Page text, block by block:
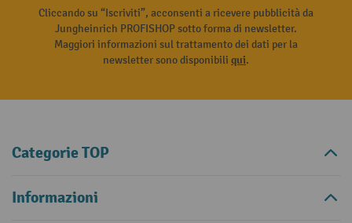
Cliccando su “Iscriviti”, acconsenti a ricevere pubblicità da
Jungheinrich PROFISHOP sotto forma di newsletter.
Maggiori informazioni sul trattamento dei dati per la
newsletter sono disponibili qui.
Categorie TOP
Informazioni